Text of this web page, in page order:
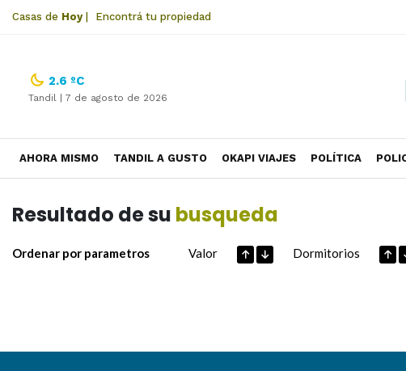
Casas de Hoy| Encontrá tu propiedad
2.6 ºC
Tandil | 7 de agosto de 2026
AHORA MISMO TANDIL A GUSTO OKAPI VIAJES POLÍTICA
Resultado de su busqueda
Ordenar por parametros Valor Dormitorios